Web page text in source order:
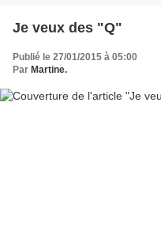
Je veux des "Q"
Publié le 27/01/2015 à 05:00
Par Martine.